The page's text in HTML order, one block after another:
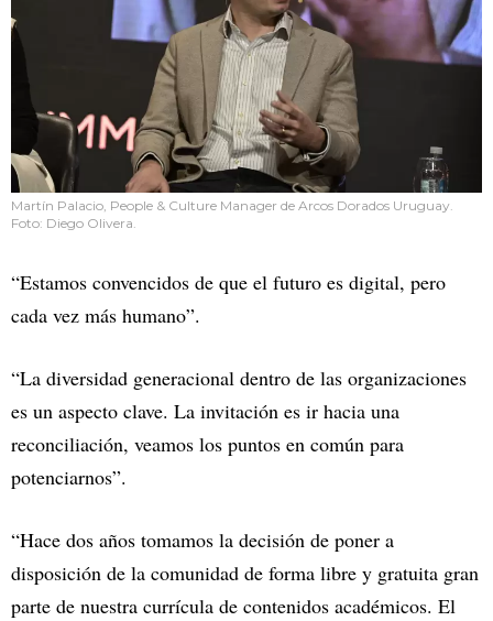
Martín Palacio, People & Culture Manager de Arcos Dorados Uruguay.
Foto: Diego Olivera.
“Estamos convencidos de que el futuro es digital, pero
cada vez más humano”.
“La diversidad generacional dentro de las organizaciones
es un aspecto clave. La invitación es ir hacia una
reconciliación, veamos los puntos en común para
potenciarnos”.
“Hace dos años tomamos la decisión de poner a
disposición de la comunidad de forma libre y gratuita gran
parte de nuestra currícula de contenidos académicos. El